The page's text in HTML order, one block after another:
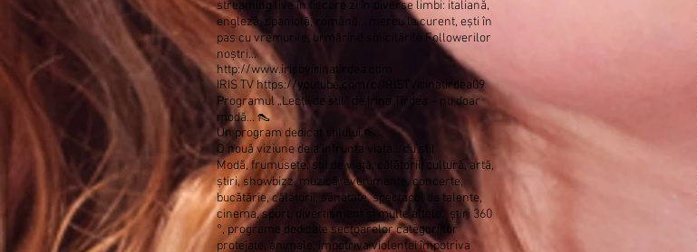
streaming live în fiecare zi în diverse limbi: italiană,
engleză, spaniolă, română .. mereu la curent, ești în
pas cu vremurile, urmărind solicitările Followerilor
noștri...
http://www.irisbyirinatirdea.com
IRIS TVhttps://youtube.com/c/IRISTVirinatirdea09
Programul „Lecții de stil” de Irina Tirdea – nu doar
modă… 👠
Un program dedicat stilului 👠:
O nouă viziune de a înfrunta viața... cu stil
Modă, frumusețe, stil de viață, călătorii, cultură, artă,
știri, showbizz, muzică, evenimente, concerte,
bucătărie, călătorii, sănătate, spectacol de talente,
cinema, sport, divertisment și multe altele,
știri 360
°, programe dedicate sectoarelor categoriilor
protejate, animale, împotriva violenței împotriva